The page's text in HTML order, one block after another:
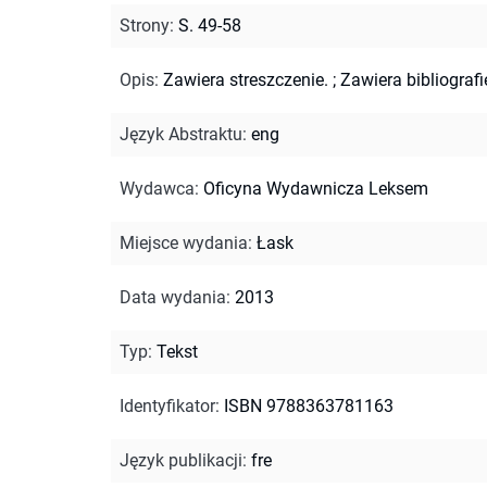
Strony: S. 49-58
Opis: Zawiera streszczenie. ; Zawiera
Język Abstraktu: eng
Wydawca: Oficyna Wydawnicza Leksem
Miejsce wydania: Łask
Data wydania: 2013
Typ: Tekst
Identyfikator: ISBN 9788363781163
Język publikacji: fre